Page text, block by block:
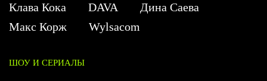
Клава Кока
DAVA
Дина Саева
Макс Корж
Wylsacom
ШОУ И СЕРИАЛЫ